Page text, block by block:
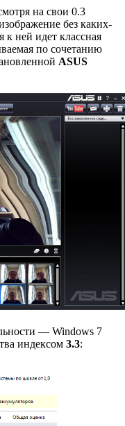
на свои 0.3
без каких-
к ней идет классная
по сочетанию
ASUS
— Windows 7
индексом 3.3: